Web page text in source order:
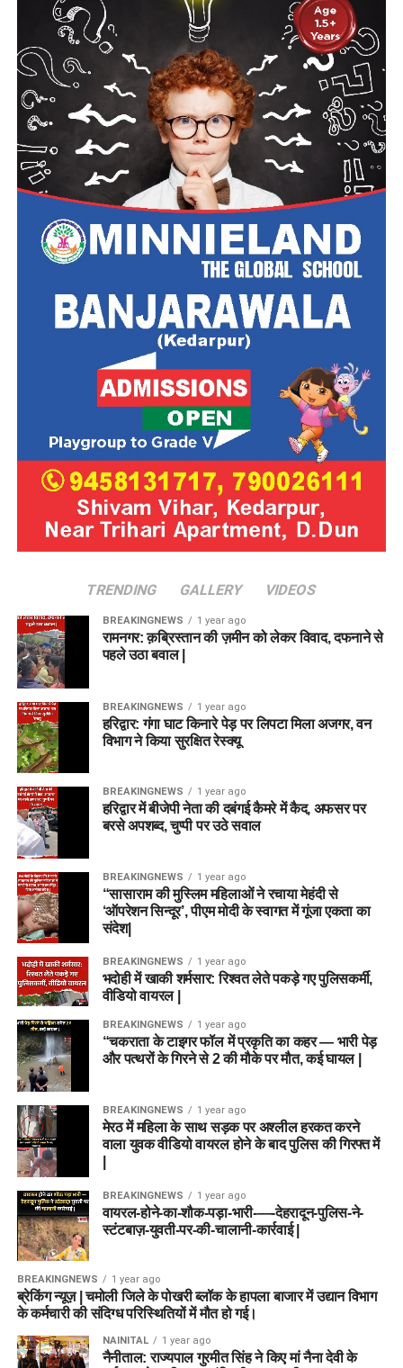
TRENDING GALLERY VIDEOS
BREAKINGNEWS 1 year ago
रामनगर: क़ब्रिस्तान की ज़मीन को लेकर विवाद, दफनाने से
पहले उठा बवाल |
BREAKINGNEWS 1 year ago
हरिद्वार: गंगा घाट किनारे पेड़ पर लिपटा मिला अजगर, वन
विभाग ने किया सुरक्षित रेस्क्यू
BREAKINGNEWS 1 year ago
हरिद्वार में बीजेपी नेता की दबंगई कैमरे में कैद, अफसर पर
बरसे अपशब्द, चुप्पी पर उठे सवाल
BREAKINGNEWS 1 year ago
“सासाराम की मुस्लिम महिलाओं ने रचाया मेहंदी से
‘ऑपरेशन सिन्दूर’, पीएम मोदी के स्वागत में गूंजा एकता का
संदेश|
BREAKINGNEWS 1 year ago
भदोही में खाकी शर्मसार: रिश्वत लेते पकड़े गए पुलिसकर्मी,
वीडियो वायरल |
BREAKINGNEWS 1 year ago
“चकराता के टाइगर फॉल में प्रकृति का कहर — भारी पेड़
और पत्थरों के गिरने से 2 की मौके पर मौत, कई घायल |
BREAKINGNEWS 1 year ago
मेरठ में महिला के साथ सड़क पर अश्लील हरकत करने
वाला युवक वीडियो वायरल होने के बाद पुलिस की गिरफ्त में
BREAKINGNEWS 1 year ago
वायरल-होने-का-शौक-पड़ा-भारी-—-देहरादून-पुलिस-ने-
स्टंटबाज़-युवती-पर-की-चालानी-कार्रवाई |
BREAKINGNEWS 1 year ago
ब्रेकिंग न्यूज़ | चमोली जिले के पोखरी ब्लॉक के हापला बाजार में उद्यान विभाग
के कर्मचारी की संदिग्ध परिस्थितियों में मौत हो गई।
NAINITAL 1 year ago
नैनीताल: राज्यपाल गुरमीत सिंह ने किए मां नैना देवी के